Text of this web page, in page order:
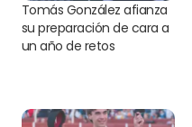
Tomás González afianza
su preparación de cara a
un año de retos